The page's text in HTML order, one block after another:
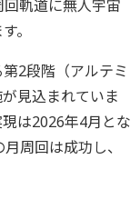
軌道に無人宇宙
。
2段階（アルテミ
見込まれていま
は2026年4月とな
周回は成功し、